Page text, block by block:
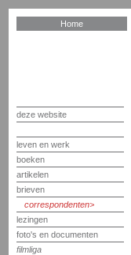
Home
deze website
leven en werk
boeken
artikelen
brieven
correspondenten
lezingen
foto's en documenten
filmliga